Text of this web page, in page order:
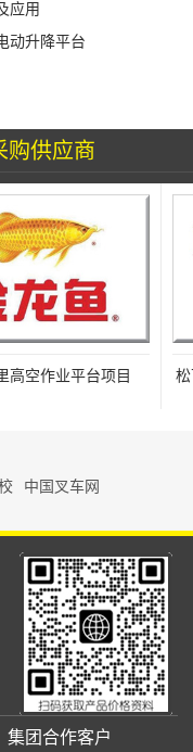
应用
动升降平台
购供应商
空作业平台项目 松
中国叉车网
集团合作客户